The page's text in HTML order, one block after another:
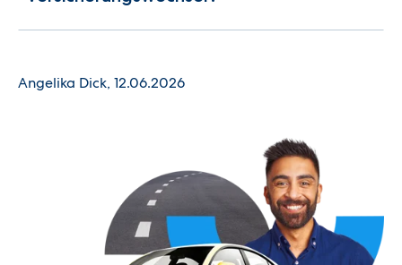
Angelika Dick, 12.06.2026